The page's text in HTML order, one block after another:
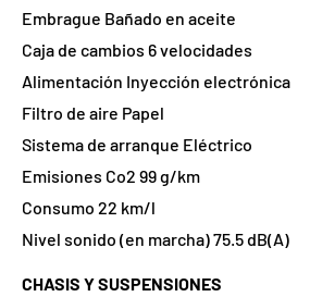
Embrague Bañado en aceite
Caja de cambios 6 velocidades
Alimentación Inyección electrónica
Filtro de aire Papel
Sistema de arranque Eléctrico
Emisiones Co2 99 g/km
Consumo 22 km/l
Nivel sonido (en marcha) 75.5 dB(A)
CHASIS Y SUSPENSIONES